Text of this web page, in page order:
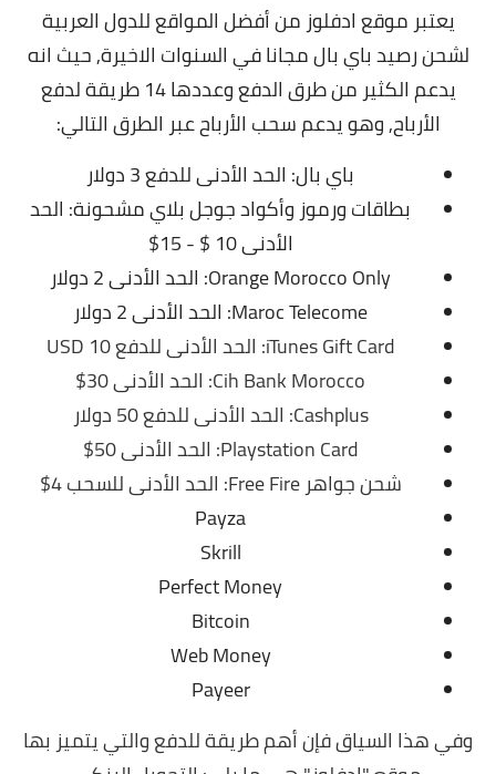
يعتبر موقع ادفلوز من أفضل المواقع للدول العربية
لشحن رصيد باي بال مجانا في السنوات الاخيرة, حيث انه
يدعم الكثير من طرق الدفع وعددها 14 طريقة لدفع
الأرباح,وهو يدعم سحب الأرباح عبر الطرق التالي:
باي بال: الحد الأدنى للدفع 3 دولار
بطاقات ورموز وأكواد جوجل بلاي مشحونة: الحد
الأدنى 10 $ - 15$
Orange Morocco Only: الحد الأدنى 2 دولار
Maroc Telecome: الحد الأدنى 2 دولار
iTunes Gift Card: الحد الأدنى للدفع 10 USD
Cih Bank Morocco: الحد الأدنى 30$
Cashplus: الحد الأدنى للدفع 50 دولار
Playstation Card: الحد الأدنى 50$
شحن جواهر Free Fire: الحد الأدنى للسحب 4$
Payza
Skrill
Perfect Money
Bitcoin
Web Money
Payeer
وفي هذا السياق فإن أهم طريقة للدفع والتي يتميز بها